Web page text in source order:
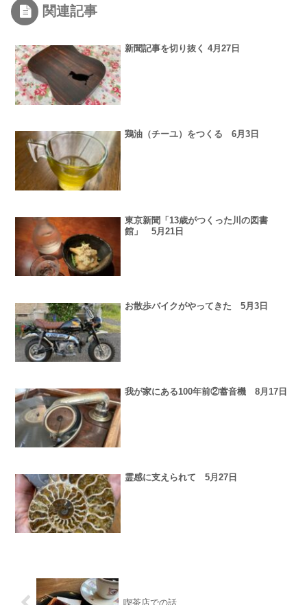
関連記事
新聞記事を切り抜く 4月27日
鶏油（チーユ）をつくる 6月3日
東京新聞「13歳がつくった川の図書
館」 5月21日
お散歩バイクがやってきた 5月3日
我が家にある100年前②蓄音機 8月17日
霊感に支えられて 5月27日
喫茶店での話